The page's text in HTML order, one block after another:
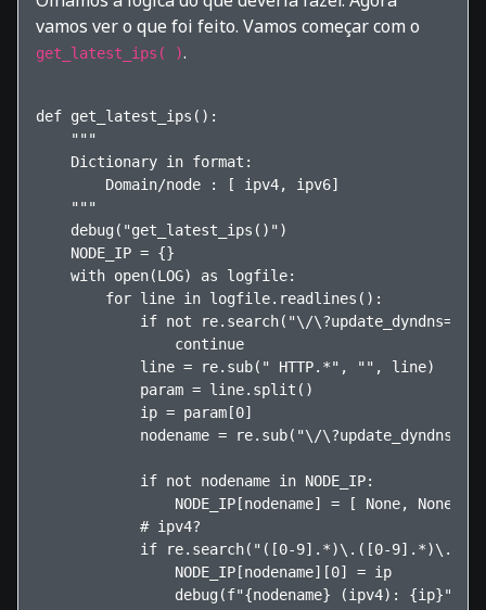
vamos ver o que foi feito. Vamos começar com o
get_latest_ips( ).
def get_latest_ips():
    """
    Dictionary in format:
        Domain/node : [ ipv4, ipv6]
    """
    debug("get_latest_ips()")
    NODE_IP = {}
    with open(LOG) as logfile:
        for line in logfile.readlines():
if not re.search("\/\?update_dyndns=",
                continue
            line = re.sub(" HTTP.*", "", line)
            param = line.split()
            ip = param[0]
nodename = re.sub("\/\?update_dyndns=",
            if not nodename in NODE_IP:
                NODE_IP[nodename] = [ None, None ]
            # ipv4?
if re.search("([0-9].*)\.([0-
                NODE_IP[nodename][0] = ip
                debug(f"{nodename} (ipv4): {ip}")